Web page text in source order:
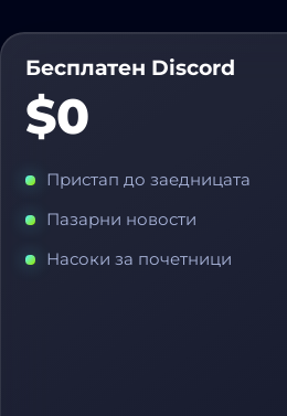
Бесплатен Discord
$0
Пристап до заедницата
Пазарни новости
Насоки за почетници